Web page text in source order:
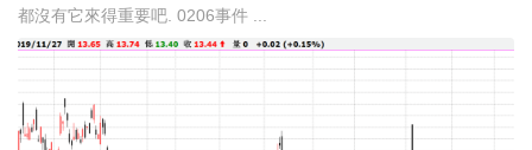
都沒有它來得重要吧. 0206事件 ...